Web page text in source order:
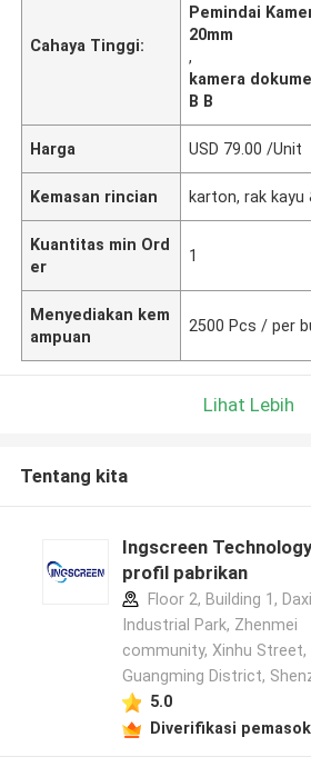
Cahaya Tinggi:
Pemindai
20mm
,
kamera
B B
Harga USD 79.00 /Unit
Kemasan rincian karton, rak kayu
Kuantitas min Ord
er
1
Menyediakan kem
ampuan
2500 Pcs / per
Lihat Lebih
Tentang kita
Ingscreen
profil pabrikan
Floor 2, Building 1,
Industrial Park, Zhenmei
community, Xinhu Street,
Guangming District,
5.0
Diverifikasi pemasok